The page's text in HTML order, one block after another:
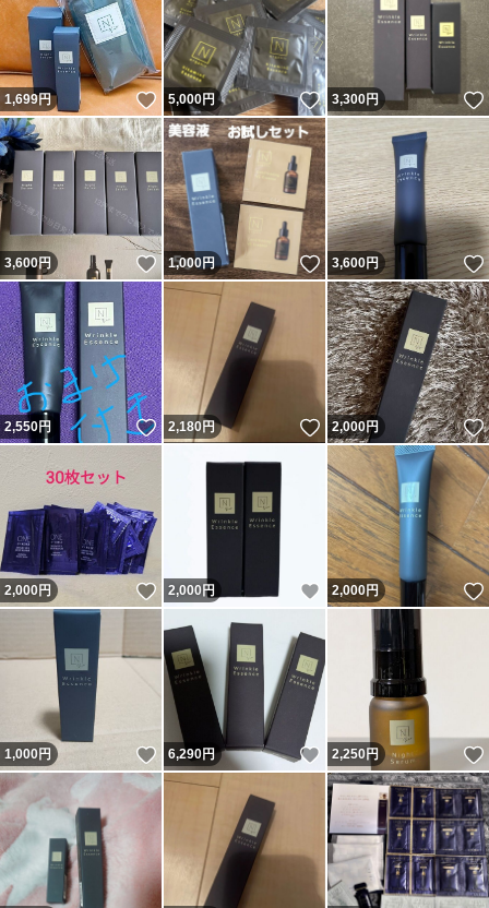
1,699円 いいね！
5,000円 いいね！
3,300円
3,600円 いいね！
1,000円 いいね！
3,600円
2,550円 いいね！
2,180円 いいね！
2,000円
2,000円 いいね！
2,000 円 いいね！
2,000円
1,000円 いいね！
6,290円 いいね！
2,250円